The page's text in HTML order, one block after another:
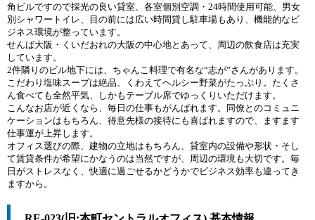
角ビルですので採光の良い貸室、各室個別空調・24時間使用可能、男女
別シャワートイレ、目の前には広い時間貸し駐車場もあり、機能的なビ
ジネス環境が整っています。
せんば大阪・くいだおれの大阪の中心地とあって、周辺の飲食店は充実
しています。
2件隣りのビル地下には、ちゃんこ料理で有名な“志が”さんがあります。
こだわり塩味スープは絶品、くわえてヘルシー野菜がたっぷり。たくさ
ん食べても全然平気、しかもテーブル席でゆっくりいただけます。
こんなお店が近くなら、毎日の仕事もがんばれます。同僚とのコミュニ
ケーションはもちろん、得意先様の接待にも喜ばれますので、ますます
仕事運が上昇します。
オフィス選びの際、建物の立地はもちろん、貸室内の設備や形状・そし
て賃貸条件が希望にかなうのは当然ですが、周辺の環境も大切です。毎
日がストレスなく、快適に過ごせるかどうかでビジネス効率も違ってき
ますから。